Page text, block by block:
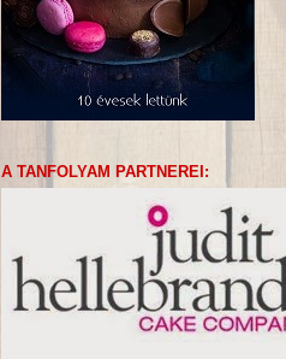
A TANFOLYAM PARTNEREI: